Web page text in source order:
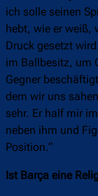
ich solle seinen
hebt, wie er weiß,
Druck gesetzt
im Ballbesitz, um
Gegner
dem wir uns
sehr. Er half mir
neben ihm und
Position.“
Ist Barça eine